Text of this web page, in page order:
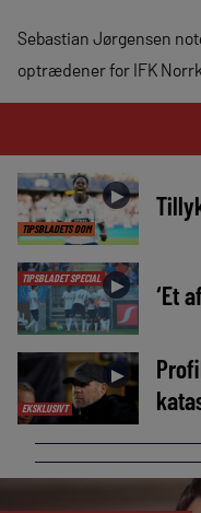
Sebastian Jørgensen
optrædener for IFK
TIPSBLADETS DOM
►
TIPSBLADET SPECIAL ► ‘Et
EKSKLUSIVT
►